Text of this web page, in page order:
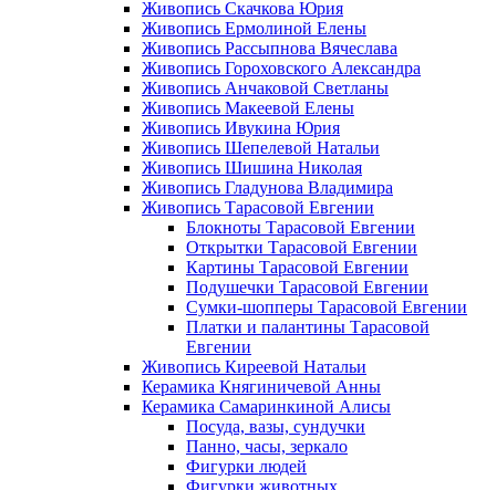
Живопись Скачкова Юрия
Живопись Ермолиной Елены
Живопись Рассыпнова Вячеслава
Живопись Гороховского Александра
Живопись Анчаковой Светланы
Живопись Макеевой Елены
Живопись Ивукина Юрия
Живопись Шепелевой Натальи
Живопись Шишина Николая
Живопись Гладунова Владимира
Живопись Тарасовой Евгении
Блокноты Тарасовой Евгении
Открытки Тарасовой Евгении
Картины Тарасовой Евгении
Подушечки Тарасовой Евгении
Сумки-шопперы Тарасовой Евгении
Платки и палантины Тарасовой
Евгении
Живопись Киреевой Натальи
Керамика Княгиничевой Анны
Керамика Самаринкиной Алисы
Посуда, вазы, сундучки
Панно, часы, зеркало
Фигурки людей
Фигурки животных